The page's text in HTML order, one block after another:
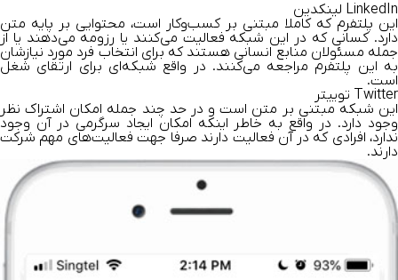
LinkedIn لینکدین
این پلتفرم که کاملا مبتنی بر کسب‌وکار است، محتوایی بر پایه متن
دارد. کسانی که در این شبکه فعالیت می‌کنند یا رزومه می‌دهند یا از
جمله مسئولان منابع انسانی هستند که برای انتخاب فرد مورد نیازشان
به این پلتفرم مراجعه می‌کنند. در واقع شبکه‌ای برای ارتقای شغل
است.
Twitter توییتر
این شبکه مبتنی بر متن است و در حد چند جمله امکان اشتراک نظر
وجود دارد. در واقع به خاطر اینکه امکان ایجاد سرگر‌می ‌در آن وجود
ندارد، افرادی که در آن فعالیت دارند صرفا جهت فعالیت‌های مهم شرکت
دارند.